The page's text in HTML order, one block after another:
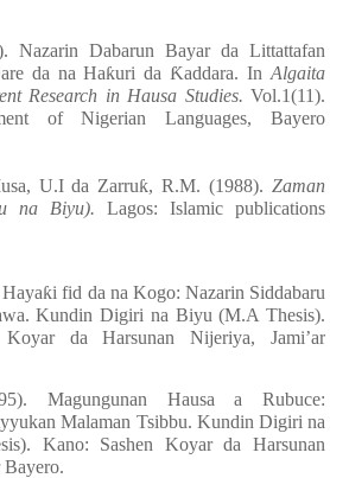
Nazarin Dabarun Bayar da Littattafan
da na Haƙuri da Ƙaddara. InAlgaita
Research in Hausa Studies. Vol.1(11).
of Nigerian Languages, Bayero
U.I da Zarruƙ, R.M. (1988).Zaman
na Biyu). Lagos: Islamic publications
ƙi fid da na Kogo: Nazarin Siddabaru
Kundin Digiri na Biyu (M.A Thesis).
Koyar da Harsunan Nijeriya, Jami’ar
Magungunan Hausa a Rubuce:
Malaman Tsibbu. Kundin Digiri na
Kano: Sashen Koyar da Harsunan
Bayero.